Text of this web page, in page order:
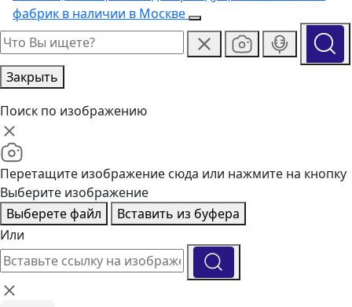
фабрик в наличии в Москве
Закрыть
Поиск по изображению
Перетащите изображение сюда или нажмите на кнопку
Выберите изображение
Выберете файл
Вставить из буфера
Или